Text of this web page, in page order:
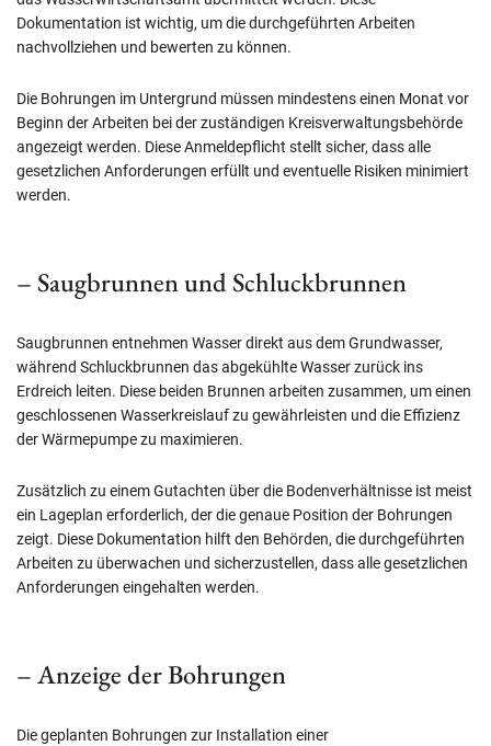
Dokumentation ist wichtig, um die durchgeführten Arbeiten
nachvollziehen und bewerten zu können.
Die Bohrungen im Untergrund müssen mindestens einen Monat vor
Beginn der Arbeiten bei der zuständigen Kreisverwaltungsbehörde
angezeigt werden. Diese Anmeldepflicht stellt sicher, dass alle
gesetzlichen Anforderungen erfüllt und eventuelle Risiken minimiert
werden.
– Saugbrunnen und Schluckbrunnen
Saugbrunnen entnehmen Wasser direkt aus dem Grundwasser,
während Schluckbrunnen das abgekühlte Wasser zurück ins
Erdreich leiten. Diese beiden Brunnen arbeiten zusammen, um einen
geschlossenen Wasserkreislauf zu gewährleisten und die Effizienz
der Wärmepumpe zu maximieren.
Zusätzlich zu einem Gutachten über die Bodenverhältnisse ist meist
ein Lageplan erforderlich, der die genaue Position der Bohrungen
zeigt. Diese Dokumentation hilft den Behörden, die durchgeführten
Arbeiten zu überwachen und sicherzustellen, dass alle gesetzlichen
Anforderungen eingehalten werden.
– Anzeige der Bohrungen
Die geplanten Bohrungen zur Installation einer